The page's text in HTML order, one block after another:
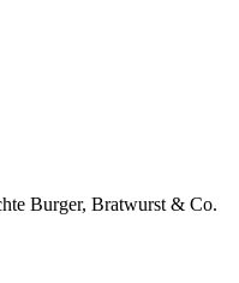
Burger, Bratwurst & Co.